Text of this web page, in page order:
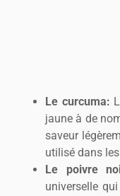
Le curcuma:
jaune à de
saveur
utilisé dans
Le poivre
universelle